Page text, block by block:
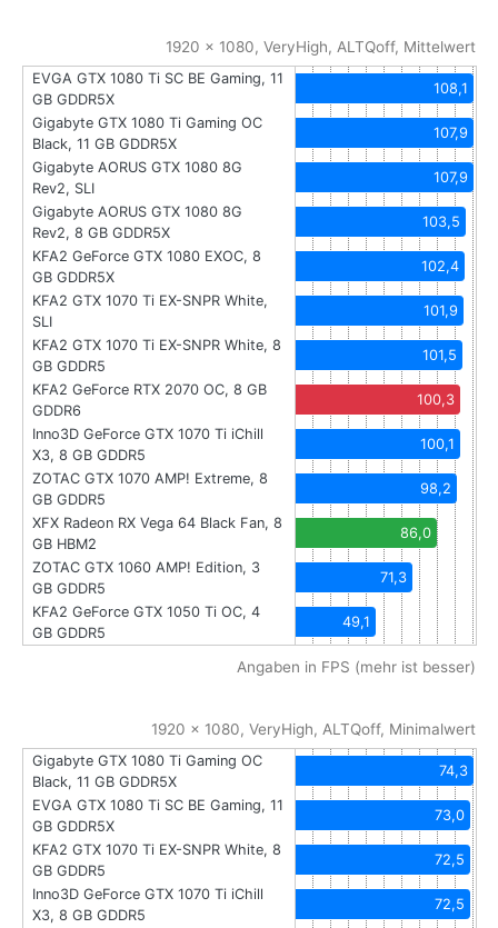
1920 x 1080, VeryHigh, ALTQoff, Mittelwert
EVGA GTX 1080 Ti SC BE Gaming, 11
GB GDDR5X
108,1
Gigabyte GTX 1080 Ti Gaming OC
Black, 11 GB GDDR5X
107,9
Gigabyte AORUS GTX 1080 8G
Rev2, SLI
107,9
Gigabyte AORUS GTX 1080 8G
Rev2, 8 GB GDDR5X
103,5
KFA2 GeForce GTX 1080 EXOC, 8
GB GDDR5X
102,4
KFA2 GTX 1070 Ti EX-SNPR White,
SLI
101,9
KFA2 GTX 1070 Ti EX-SNPR White, 8
GB GDDR5
101,5
KFA2 GeForce RTX 2070 OC, 8 GB
GDDR6
100,3
Inno3D GeForce GTX 1070 Ti iChill
X3, 8 GB GDDR5
100,1
ZOTAC GTX 1070 AMP! Extreme, 8
GB GDDR5
98,2
XFX Radeon RX Vega 64 Black Fan, 8
GB HBM2
86,0
ZOTAC GTX 1060 AMP! Edition, 3
GB GDDR5
71,3
KFA2 GeForce GTX 1050 Ti OC, 4
GB GDDR5
49,1
Angaben in FPS (mehr ist besser)
1920 x 1080, VeryHigh, ALTQoff, Minimalwert
Gigabyte GTX 1080 Ti Gaming OC
Black, 11 GB GDDR5X
74,3
EVGA GTX 1080 Ti SC BE Gaming, 11
GB GDDR5X
73,0
KFA2 GTX 1070 Ti EX-SNPR White, 8
GB GDDR5
72,5
Inno3D GeForce GTX 1070 Ti iChill
X3, 8 GB GDDR5
72,5